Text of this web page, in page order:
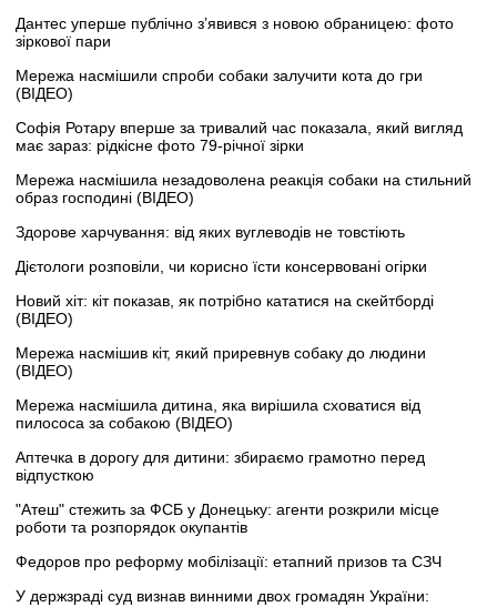
Дантес уперше публічно з’явився з новою обраницею: фото
зіркової пари
Мережа насмішили спроби собаки залучити кота до гри
(ВІДЕО)
Софія Ротару вперше за тривалий час показала, який вигляд
має зараз: рідкісне фото 79-річної зірки
Мережа насмішила незадоволена реакція собаки на стильний
образ господині (ВІДЕО)
Здорове харчування: від яких вуглеводів не товстіють
Дієтологи розповіли, чи корисно їсти консервовані огірки
Новий хіт: кіт показав, як потрібно кататися на скейтборді
(ВІДЕО)
Мережа насмішив кіт, який приревнув собаку до людини
(ВІДЕО)
Мережа насмішила дитина, яка вирішила сховатися від
пилососа за собакою (ВІДЕО)
Аптечка в дорогу для дитини: збираємо грамотно перед
відпусткою
"Атеш" стежить за ФСБ у Донецьку: агенти розкрили місце
роботи та розпорядок окупантів
Федоров про реформу мобілізації: етапний призов та СЗЧ
У держзраді суд визнав винними двох громадян України: